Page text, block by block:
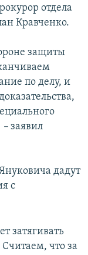
отдела
Кравченко.
защиты
по делу, и
– заявил
дадут
с
затягивать
что за